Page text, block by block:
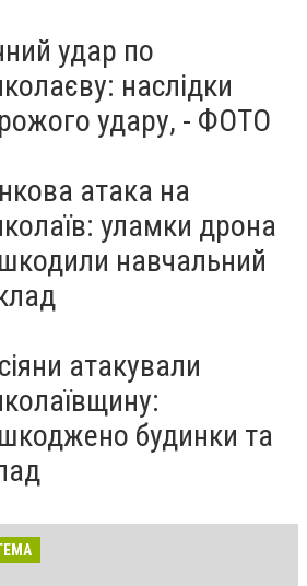
удар по
наслідки
удару, - ФОТО
атака на
уламки дрона
навчальний
атакували
будинки та